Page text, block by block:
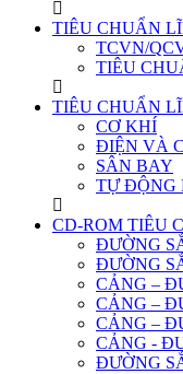
TIÊU CHUẨN
TCVN/
TIÊU
TIÊU CHUẨN
CƠ KHÍ
ĐIỆN VÀ
SÂN BAY
TỰ ĐỘNG
CD-ROM TIÊU
ĐƯỜNG
ĐƯỜNG
CẢNG –
CẢNG –
CẢNG –
CẢNG -
ĐƯỜNG